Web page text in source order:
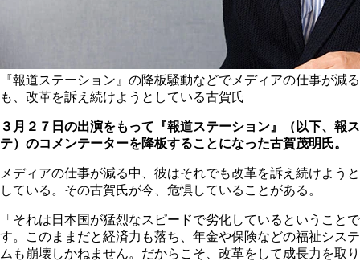
『報道ステーション』の降板騒動などでメディアの仕事が減る
も、改革を訴え続けようとしている古賀氏
３月２７日の出演をもって『報道ステーション』（以下、報ス
テ）のコメンテーターを降板することになった古賀茂明氏。
メディアの仕事が減る中、彼はそれでも改革を訴え続けようと
している。その古賀氏が今、危惧していることがある。
「それは日本国が猛烈なスピードで劣化しているということで
す。このままだと経済力も落ち、年金や保険などの福祉システ
ムも崩壊しかねません。だからこそ、改革をして成長力を取り